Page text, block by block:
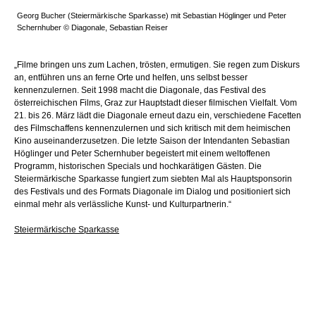
Georg Bucher (Steiermärkische Sparkasse) mit Sebastian Höglinger und Peter
Schernhuber © Diagonale, Sebastian Reiser
„Filme bringen uns zum Lachen, trösten, ermutigen. Sie regen zum Diskurs
an, entführen uns an ferne Orte und helfen, uns selbst besser
kennenzulernen. Seit 1998 macht die Diagonale, das Festival des
österreichischen Films, Graz zur Hauptstadt dieser filmischen Vielfalt. Vom
21. bis 26. März lädt die Diagonale erneut dazu ein, verschiedene Facetten
des Filmschaffens kennenzulernen und sich kritisch mit dem heimischen
Kino auseinanderzusetzen. Die letzte Saison der Intendanten Sebastian
Höglinger und Peter Schernhuber begeistert mit einem weltoffenen
Programm, historischen Specials und hochkarätigen Gästen. Die
Steiermärkische Sparkasse fungiert zum siebten Mal als Hauptsponsorin
des Festivals und des Formats Diagonale im Dialog und positioniert sich
einmal mehr als verlässliche Kunst- und Kulturpartnerin.“
Steiermärkische Sparkasse